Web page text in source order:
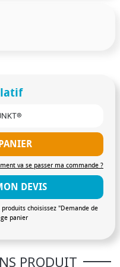
va se passer ma commande ?
DEVIS
choisissez "Demande de
panier
PRODUIT